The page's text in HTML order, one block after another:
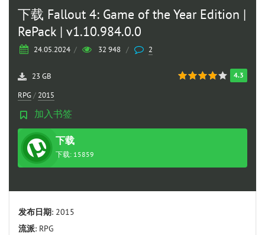
下载 Fallout 4: Game of the Year Edition |
RePack | v1.10.984.0.0
24.05.2024 / 32 948 / 2
4.3
23 GB
RPG/ 2015
加入书签
下载
种子
下载: 15859
发布日期: 2015
流派: RPG